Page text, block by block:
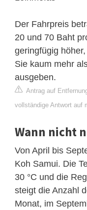
Der Fahrpreis
20 und 70 Baht
geringfügig
Sie kaum mehr
ausgeben.
Antrag auf
vollständige Antwort auf
Wann nicht
Von April bis
Koh Samui. Die
30 °C und die
steigt die Anzahl
Monat, im